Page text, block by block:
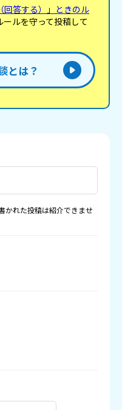
回答する）」ときのル
ルを守って投稿して
とは？
かれた投稿は紹介できませ